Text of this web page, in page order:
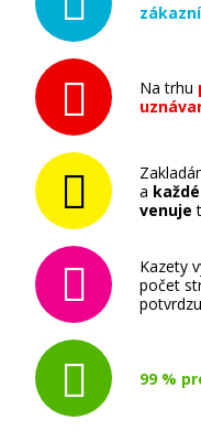
Na trhu
a
venuje
Kazety
počet
99 %